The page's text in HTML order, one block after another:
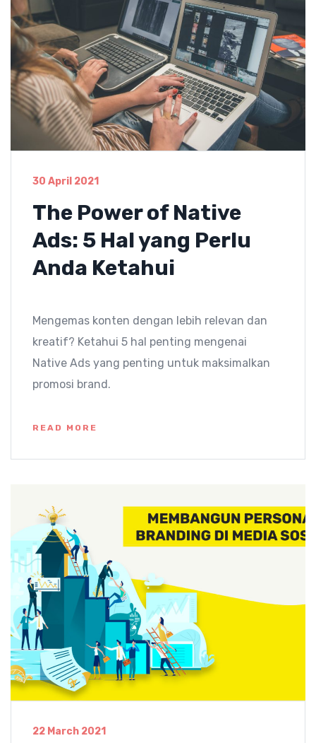
30 April 2021
The Power of Native
Ads: 5 Hal yang Perlu
Anda Ketahui
Mengemas konten dengan lebih relevan dan
kreatif? Ketahui 5 hal penting mengenai
Native Ads yang penting untuk maksimalkan
promosi brand.
READ MORE
22 March 2021